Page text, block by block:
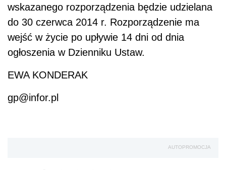
wskazanego rozporządzenia będzie udzielana
do 30 czerwca 2014 r. Rozporządzenie ma
wejść w życie po upływie 14 dni od dnia
ogłoszenia w Dzienniku Ustaw.
EWA KONDERAK
gp@infor.pl
AUTOPROMOCJA